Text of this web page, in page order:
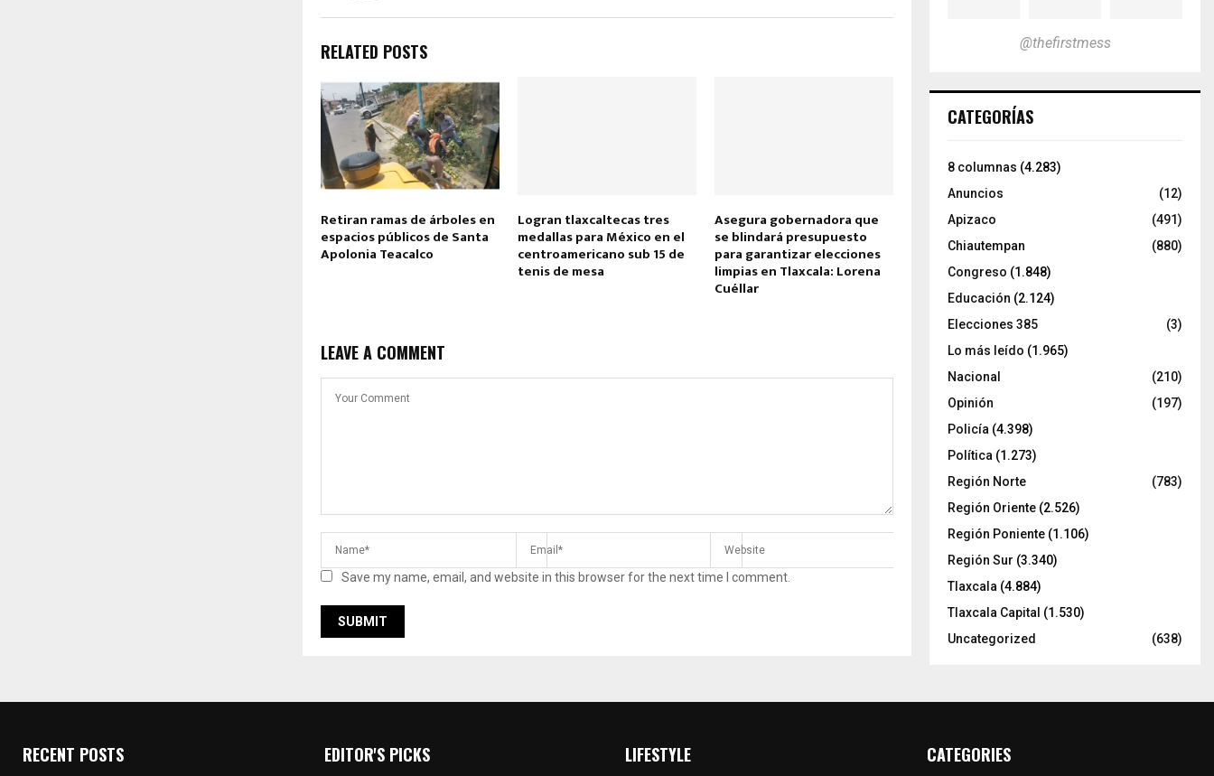
RELATED POSTS
Retiran ramas de árboles en
espacios públicos de Santa
Apolonia Teacalco
Logran tlaxcaltecas tres
medallas para México en el
centroamericano sub 15 de
tenis de mesa
Asegura gobernadora que
se blindará presupuesto
para garantizar elecciones
limpias en Tlaxcala: Lorena
Cuéllar
LEAVE A COMMENT
Save my name, email, and website in this browser for the next time I comment.
@thefirstmess
CATEGORÍAS
8 columnas (4.283)
Anuncios
(12)
Apizaco
(491)
Chiautempan
(880)
Congreso (1.848)
Educación (2.124)
Elecciones 385
(3)
Lo más leído (1.965)
Nacional
(210)
Opinión
(197)
Policía (4.398)
Política (1.273)
Región Norte
(783)
Región Oriente (2.526)
Región Poniente (1.106)
Región Sur (3.340)
Tlaxcala (4.884)
Tlaxcala Capital (1.530)
Uncategorized
(638)
RECENT POSTS EDITOR'S PICKS LIFESTYLE CATEGORIES